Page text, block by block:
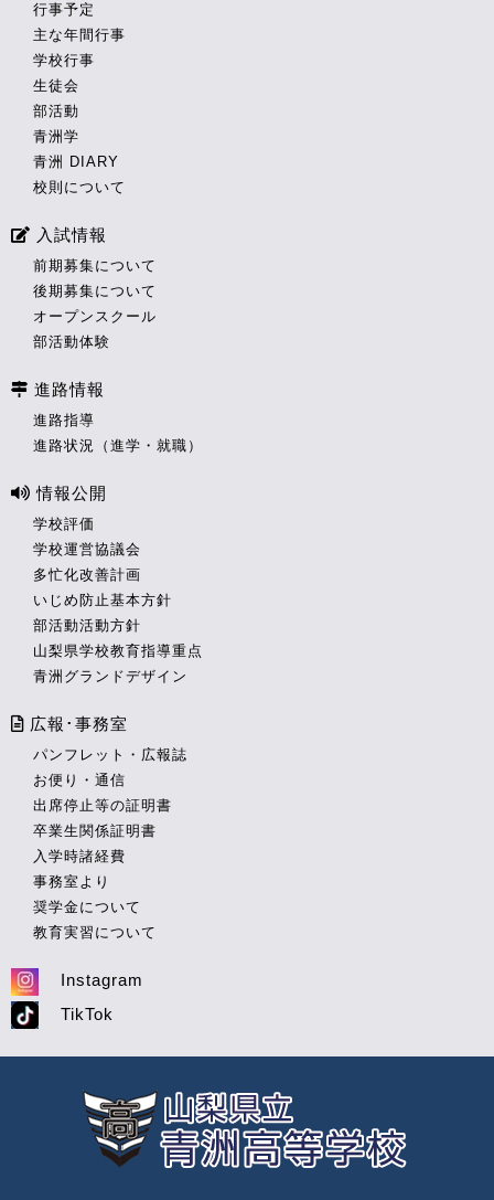
行事予定
主な年間行事
学校行事
生徒会
部活動
青洲学
青洲 DIARY
校則について
入試情報
前期募集について
後期募集について
オープンスクール
部活動体験
進路情報
進路指導
進路状況（進学・就職）
情報公開
学校評価
学校運営協議会
多忙化改善計画
いじめ防止基本方針
部活動活動方針
山梨県学校教育指導重点
青洲グランドデザイン
広報･事務室
パンフレット・広報誌
お便り・通信
出席停止等の証明書
卒業生関係証明書
入学時諸経費
事務室より
奨学金について
教育実習について
Instagram
TikTok